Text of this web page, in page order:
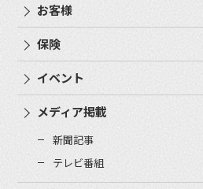
お客様
保険
イベント
メディア掲載
新聞記事
テレビ番組